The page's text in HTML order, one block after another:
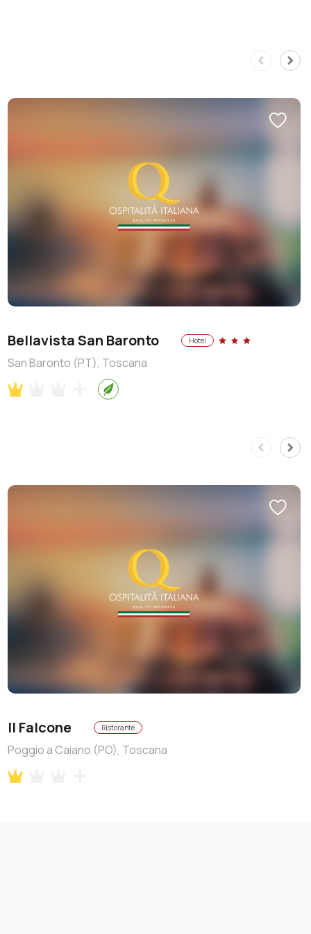
Bellavista San Baronto Hotel
San Baronto (PT), Toscana
Il Falcone Ristorante
Poggio a Caiano (PO), Toscana